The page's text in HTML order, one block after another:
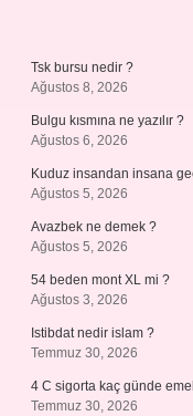
Tsk bursu nedir ?
Ağustos 8, 2026
Bulgu kısmına ne yazılır ?
Ağustos 6, 2026
Kuduz insandan insana
Ağustos 5, 2026
Avazbek ne demek ?
Ağustos 5, 2026
54 beden mont XL mi ?
Ağustos 3, 2026
Istibdat nedir islam ?
Temmuz 30, 2026
4 C sigorta kaç günde
Temmuz 30, 2026